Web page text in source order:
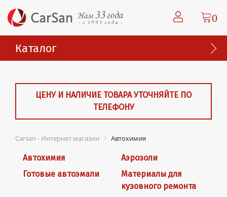
0
Каталог
ЦЕНУ И НАЛИЧИЕ ТОВАРА УТОЧНЯЙТЕ ПО
ТЕЛЕФОНУ
Carsan - Интернет магазин Автохимия
Автохимия
Аэрозоли
Готовые автоэмали
Материалы для
кузовного ремонта